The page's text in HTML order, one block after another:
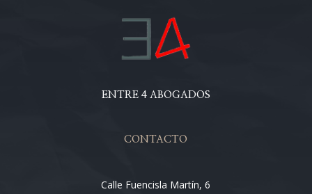
ENTRE 4 ABOGADOS
CONTACTO
Calle Fuencisla Martín, 6